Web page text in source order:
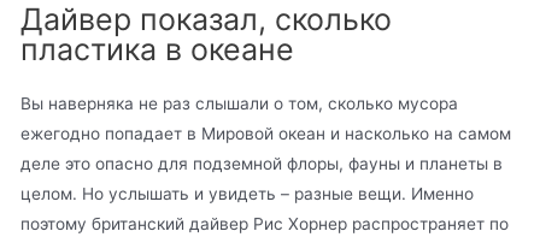
Дайвер показал, сколько
пластика в океане
Вы наверняка не раз слышали о том, сколько мусора
ежегодно попадает в Мировой океан и насколько на самом
деле это опасно для подземной флоры, фауны и планеты в
целом. Но услышать и увидеть – разные вещи. Именно
поэтому британский дайвер Рис Хорнер распространяет по